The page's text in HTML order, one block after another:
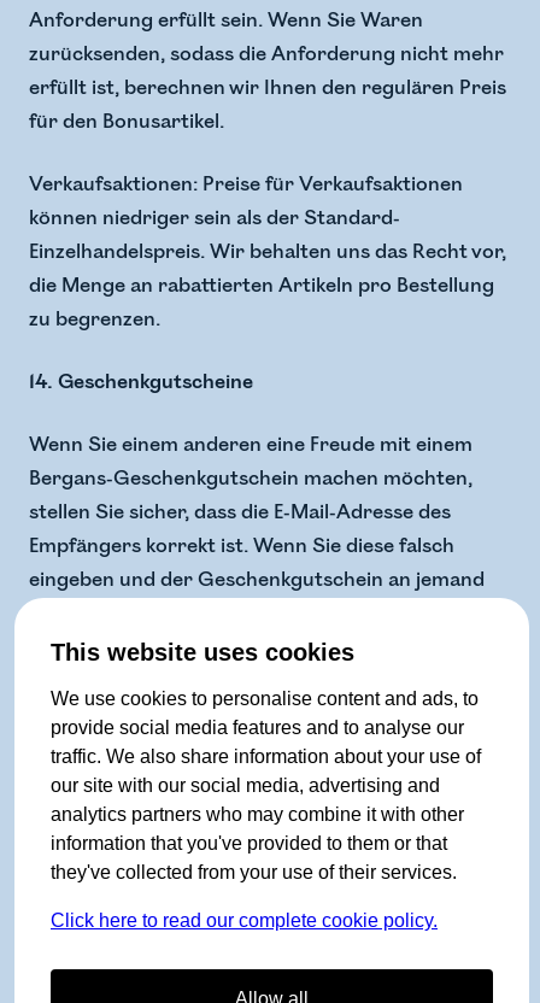
This website uses cookies
We use cookies to personalise content and ads, to
provide social media features and to analyse our
traffic. We also share information about your use of
our site with our social media, advertising and
analytics partners who may combine it with other
information that you've provided to them or that
they've collected from your use of their services.
Click here to read our complete cookie policy.
Allow all
Anforderung erfüllt sein. Wenn Sie Waren
zurücksenden, sodass die Anforderung nicht mehr
erfüllt ist, berechnen wir Ihnen den regulären Preis
für den Bonusartikel.
Verkaufsaktionen: Preise für Verkaufsaktionen
können niedriger sein als der Standard-
Einzelhandelspreis. Wir behalten uns das Recht vor,
die Menge an rabattierten Artikeln pro Bestellung
zu begrenzen.
14. Geschenkgutscheine
Wenn Sie einem anderen eine Freude mit einem
Bergans-Geschenkgutschein machen möchten,
stellen Sie sicher, dass die E-Mail-Adresse des
Empfängers korrekt ist. Wenn Sie diese falsch
eingeben und der Geschenkgutschein an jemand
eingelöst wird, können wir wenig tun.
Bergans-Produkten verwendet werden.
Geschenkgutscheine haben eine Gültigkeit von 2
Jahren ab dem Kaufdatum. Bergans behält sich das
Recht vor, Geschenkgutscheine nach eigenem
Ermessen zu stornieren, wenn wir Betrug oder
Missbrauch vermuten.
15. Urheberrecht